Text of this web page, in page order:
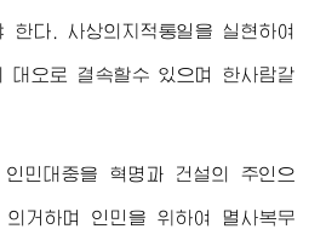
한다. 사상의지적통일을 실현하여
대오로 결속할수 있으며 한사람같
인민대중을 혁명과 건설의 주인으
거하며 인민을 위하여 멸사복무